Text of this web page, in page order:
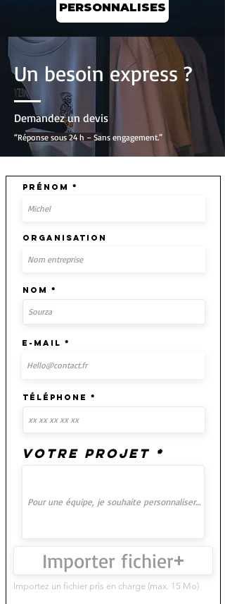
PERSONNALISES
Un besoin express ?
Demandez un devis
“Réponse sous 24 h – Sans engagement.”
Prénom
Organisation
Nom
E-mail
Téléphone
Votre projet
Importer fichier
Importez un fichier pris en charge (max. 15 Mo)